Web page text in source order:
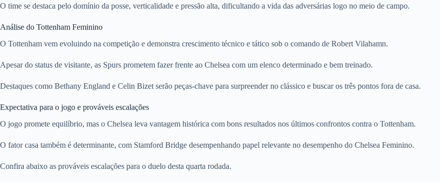
O time se destaca pelo domínio da posse, verticalidade e pressão alta, dificultando a vida das adversárias logo no meio de campo.
Análise do Tottenham Feminino
O Tottenham vem evoluindo na competição e demonstra crescimento técnico e tático sob o comando de Robert Vilahamn.
Apesar do status de visitante, as Spurs prometem fazer frente ao Chelsea com um elenco determinado e bem treinado.
Destaques como Bethany England e Celin Bizet serão peças-chave para surpreender no clássico e buscar os três pontos fora de casa.
Expectativa para o jogo e prováveis escalações
O jogo promete equilíbrio, mas o Chelsea leva vantagem histórica com bons resultados nos últimos confrontos contra o Tottenham.
O fator casa também é determinante, com Stamford Bridge desempenhando papel relevante no desempenho do Chelsea Feminino.
Confira abaixo as prováveis escalações para o duelo desta quarta rodada.